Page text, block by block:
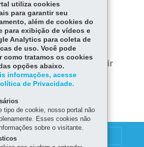
COMPARTILHE:
Facebook
Twitter
WhatsApp
Início
Imprimir
Baixar
utiliza cookies
para garantir seu
além de cookies do
para exibição de vídeos e
Analytics para coleta de
de uso. Você pode
como tratamos os cookies
opções abaixo.
informações, acesse
de Privacidade.
tipo de cookie, nosso portal não
Esses cookies não
sobre o visitante.